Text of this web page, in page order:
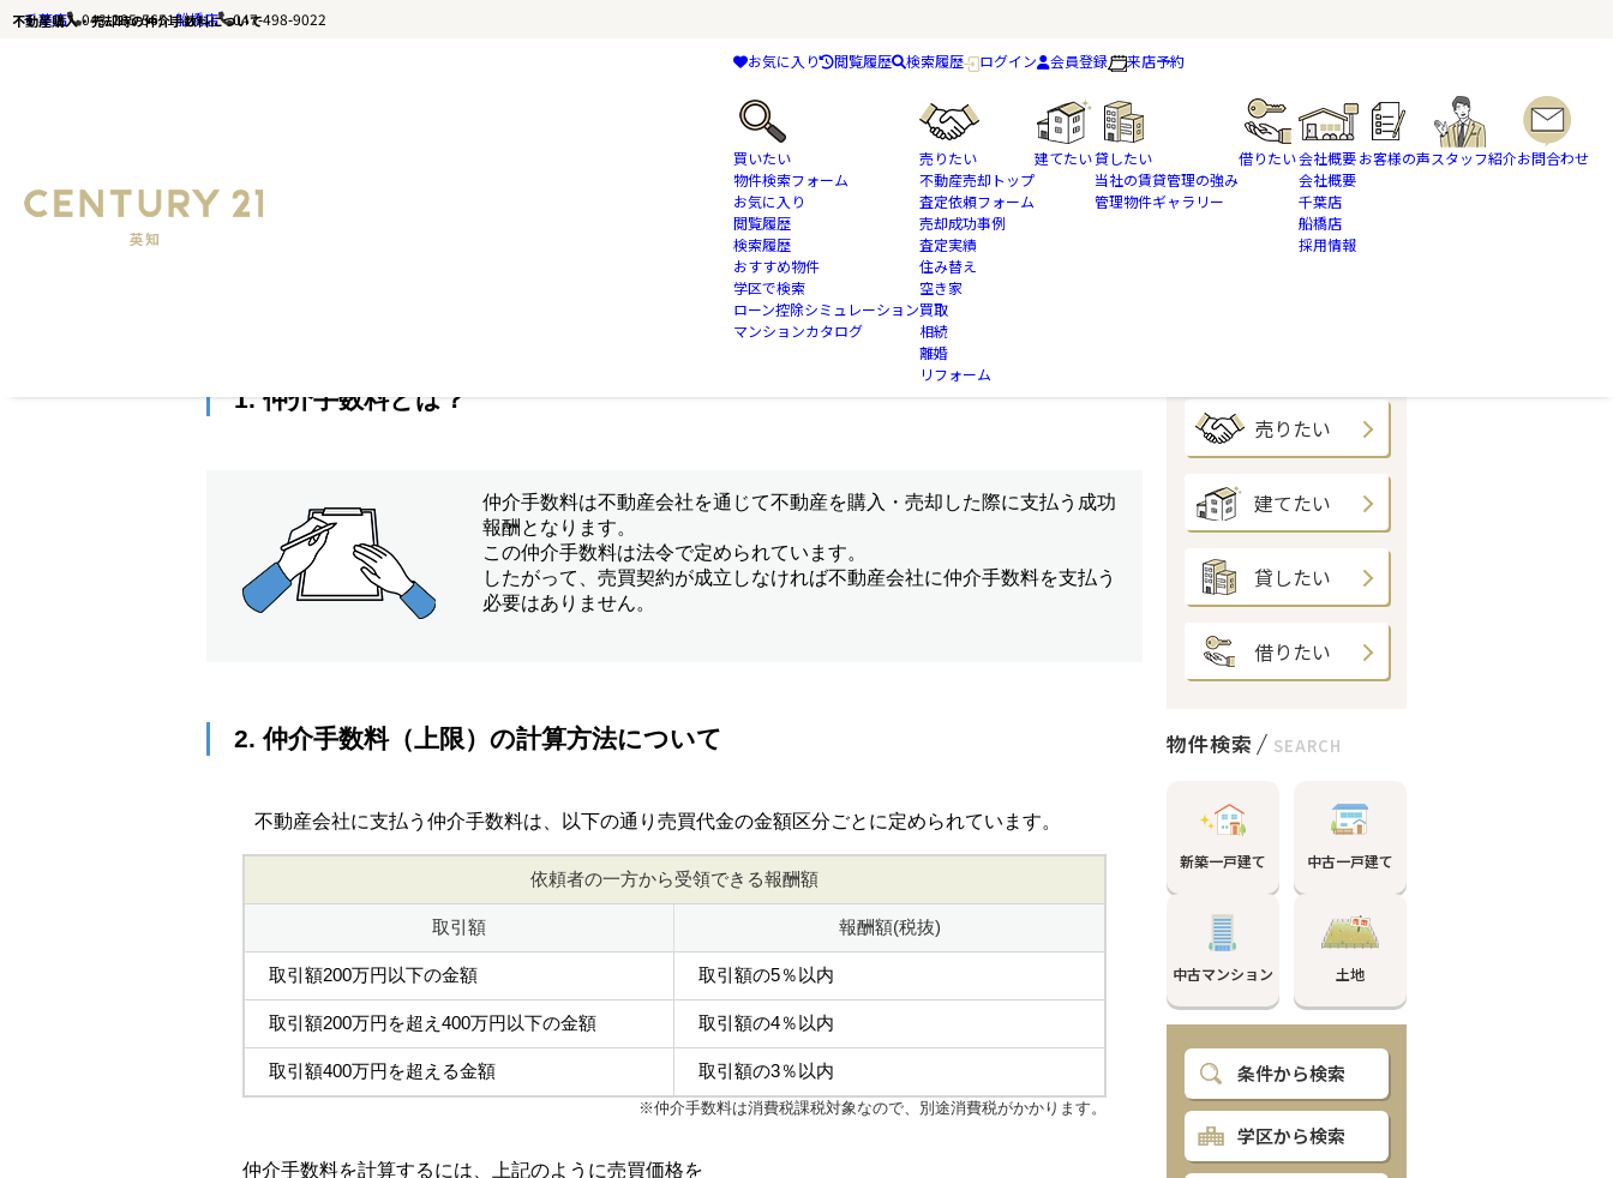
不動産購入・売却時の仲介手数料について
千葉店 043-285-5651船橋店 047-498-9022
お気に入り 閲覧履歴 検索履歴 ログイン 会員登録 来店予約
買いたい
物件検索フォーム
お気に入り
閲覧履歴
検索履歴
おすすめ物件
学区で検索
ローン控除シミュレーション
マンションカタログ
売りたい
不動産売却トップ
査定依頼フォーム
売却成功事例
査定実績
住み替え
空き家
買取
相続
離婚
リフォーム
建てたい貸したい
当社の賃貸管理の強み
管理物件ギャラリー
借りたい会社概要
会社概要
千葉店
船橋店
採用情報
お客様の声スタッフ紹介お問合わせ
不動産購入・売却時の仲介手数料について
売りたい
建てたい
貸したい
借りたい
物件検索 SEARCH
新築一戸建て 中古一戸建て
中古マンション 土地
条件から検索
学区から検索